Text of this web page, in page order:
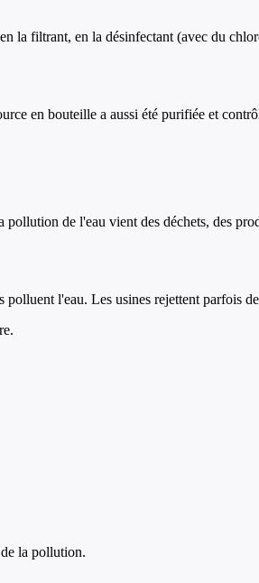
la filtrant, en la désinfectant (avec du
en bouteille a aussi été purifiée et
de l'eau vient des déchets, des
l'eau. Les usines rejettent parfois
la pollution.